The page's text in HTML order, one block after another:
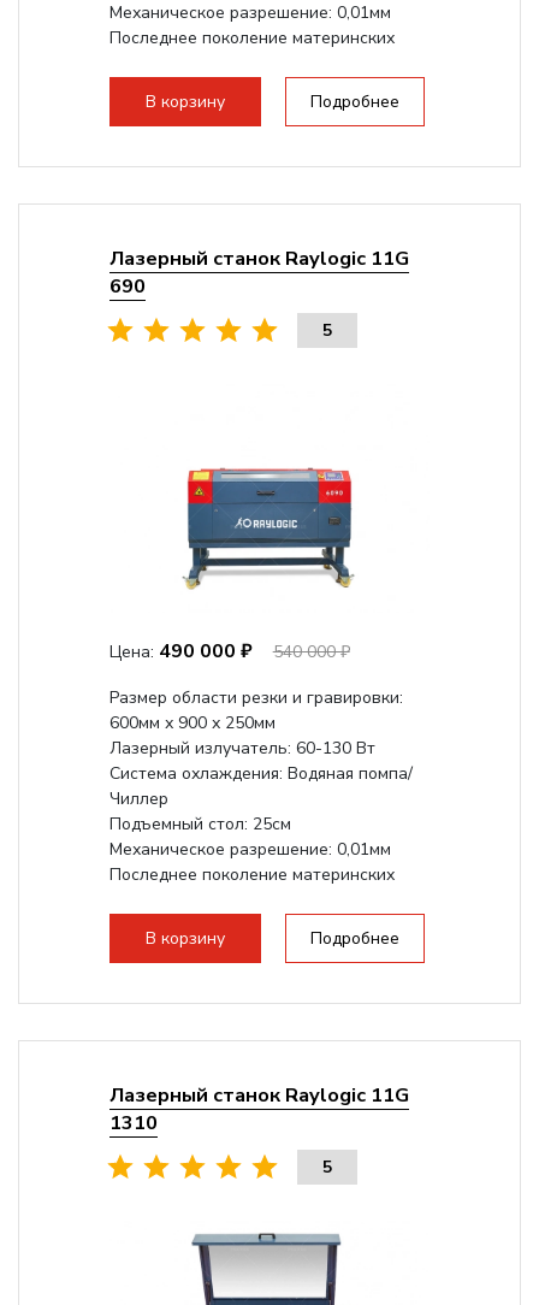
Механическое разрешение: 0,01мм
Последнее поколение материнских
В корзину Подробнее
Лазерный станок Raylogic 11G
690
5
Цена: 490 000 ₽
540 000 ₽
Размер области резки и гравировки:
600мм х 900 х 250мм
Лазерный излучатель: 60-130 Вт
Система охлаждения: Водяная помпа/
Чиллер
Подъемный стол: 25см
Механическое разрешение: 0,01мм
Последнее поколение материнских
В корзину Подробнее
Лазерный станок Raylogic 11G
1310
5